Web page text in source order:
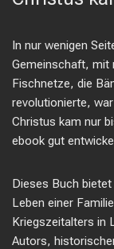
In nur wenigen
Gemeinschaft, mit
Fischnetze, die
revolutionierte,
Christus kam nur
ebook gut
Dieses Buch
Leben einer
Kriegszeitalters in
Autors,